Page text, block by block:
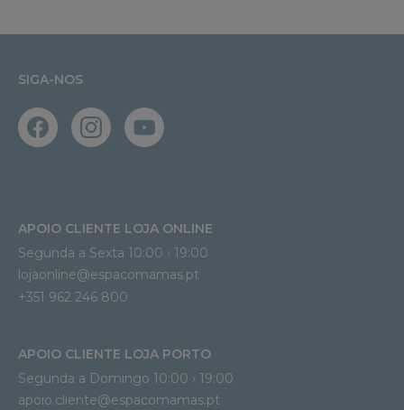
SIGA-NOS
APOIO CLIENTE LOJA ONLINE
Segunda a Sexta 10:00 › 19:00
lojaonline@espacomamas.pt
+351 962 246 800
APOIO CLIENTE LOJA PORTO
Segunda a Domingo 10:00 › 19:00
apoio.cliente@espacomamas.pt